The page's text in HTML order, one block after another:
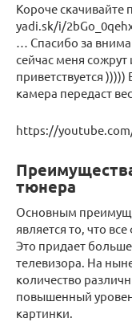
Короче
yadi.sk/i/
… Спасибо за
сейчас меня
приветствуется
камера передаст
https://
тюнера
Основным
является то, что
Это придает
телевизора. На
количество
повышенный
картинки.